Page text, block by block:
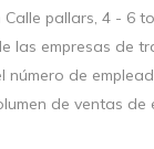
pallars, 4 - 6
las empresas de
número de
de ventas